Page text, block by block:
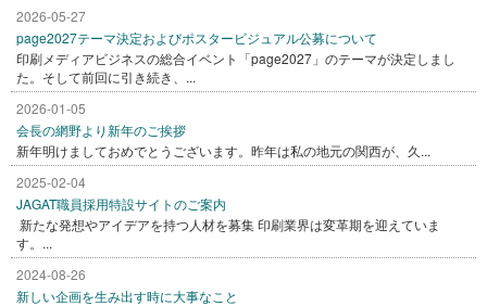
2026-05-27
page2027テーマ決定およびポスタービジュアル公募について
印刷メディアビジネスの総合イベント「page2027」のテーマが決定しまし
た。そして前回に引き続き、...
2026-01-05
会長の網野より新年のご挨拶
新年明けましておめでとうございます。昨年は私の地元の関西が、久...
2025-02-04
JAGAT職員採用特設サイトのご案内
新たな発想やアイデアを持つ人材を募集 印刷業界は変革期を迎えていま
す。...
2024-08-26
新しい企画を生み出す時に大事なこと